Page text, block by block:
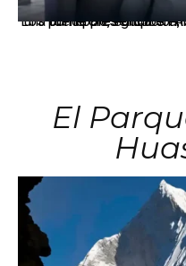
Los principales grupos empresariales del país mantienen una fuerte
El